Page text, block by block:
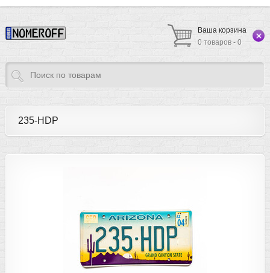
Ваша корзина
0 товаров - 0
235-HDP